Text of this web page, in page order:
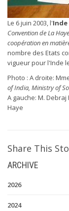
Le 6 juin 2003, l'Inde
Convention de La
coopération en
nombre des Etats
vigueur pour l'Inde
Photo : A droite:
of India, Ministry of
A gauche: M.
Haye
Share This
ARCHIVE
2026
2024